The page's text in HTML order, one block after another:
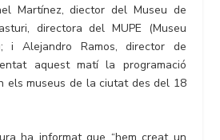
Martínez, diector del Museu de
directora del MUPE (Museu
i Alejandro Ramos, director de
aquest matí la programació
els museus de la ciutat des del 18